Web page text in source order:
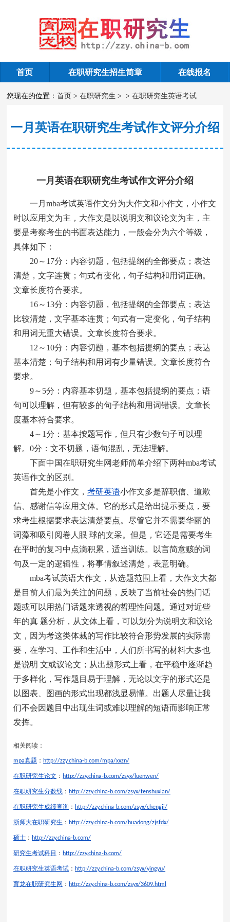
在职研究生英语考试
首页 在职研究生招生简章 在线报名
您现在的位置：首页 >在职研究生 > >在职研究生英语考试
一月英语在职研究生考试作文评分介绍
一月英语在职研究生考试作文评分介绍
一月mba考试英语作文分为大作文和小作文，小作文
时以应用文为主，大作文是以说明文和议论文为主，主
要是考察考生的书面表达能力，一般会分为六个等级，
具体如下：
20～17分：内容切题，包括提纲的全部要点；表达
清楚，文字连贯；句式有变化，句子结构和用词正确。
文章长度符合要求。
16～13分：内容切题，包括提纲的全部要点；表达
比较清楚，文字基本连贯；句式有一定变化，句子结构
和用词无重大错误。文章长度符合要求。
12～10分：内容切题，基本包括提纲的要点；表达
基本清楚；句子结构和用词有少量错误。文章长度符合
要求。
9～5分：内容基本切题，基本包括提纲的要点；语
句可以理解，但有较多的句子结构和用词错误。文章长
度基本符合要求。
4～1分：基本按题写作，但只有少数句子可以理
解。0分：文不切题，语句混乱，无法理解。
下面中国在职研究生网老师简单介绍下两种mba考试
英语作文的区别。
首先是小作文，考研英语小作文多是辞职信、道歉
信、感谢信等应用文体。它的形式是给出提示要点，要
求考生根据要求表达清楚要点。尽管它并不需要华丽的
词藻和吸引阅卷人眼 球的文采。但是，它还是需要考生
在平时的复习中点滴积累，适当训练。以言简意赅的词
句及一定的逻辑性，将事情叙述清楚，表意明确。
mba考试英语大作文，从选题范围上看，大作文大都
是目前人们最为关注的问题，反映了当前社会的热门话
题或可以用热门话题来透视的哲理性问题。通过对近些
年的真 题分析，从文体上看，可以划分为说明文和议论
文，因为考这类体裁的写作比较符合形势发展的实际需
要，在学习、工作和生活中，人们所书写的材料大多也
是说明 文或议论文；从出题形式上看，在平稳中逐渐趋
于多样化，写作题目易于理解，无论以文字的形式还是
以图表、图画的形式出现都浅显易懂。出题人尽量让我
们不会因题目中出现生词或难以理解的短语而影响正常
发挥。
相关阅读：
mpa真题 ： http://zzy.china-b.com/mpa/xxzn/
在职研究生论文 ： http://zzy.china-b.com/zsyx/luenwen/
在职研究生分数线 ： http://zzy.china-b.com/zsyx/fenshuxian/
在职研究生成绩查询 ： http://zzy.china-b.com/zsyx/chengji/
浙师大在职研究生 ： http://zzy.china-b.com/huadong/zjsfdx/
硕士 ： http://zzy.china-b.com/
研究生考试科目 ： http://zzy.china-b.com/
在职研究生英语考试 ： http://zzy.china-b.com/zsyx/yingyu/
育龙在职研究生网 ： http://zzy.china-b.com/zsyx/3609.html